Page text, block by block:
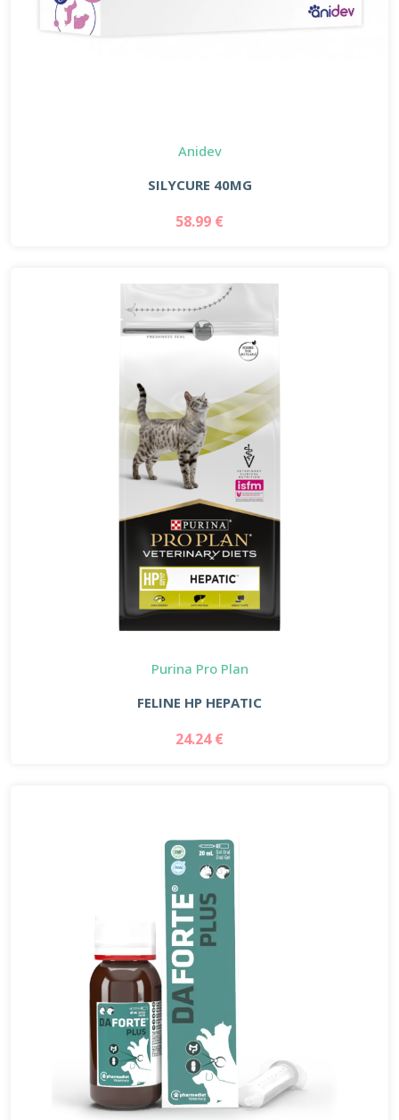
Anidev
SILYCURE 40MG
58.99 €
Purina Pro Plan
FELINE HP HEPATIC
24.24 €